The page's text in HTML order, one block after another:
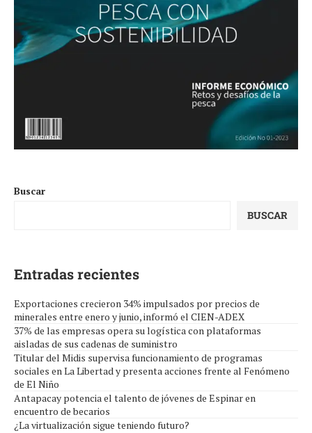
Buscar
BUSCAR
Entradas recientes
Exportaciones crecieron 34% impulsados por precios de
minerales entre enero y junio, informó el CIEN-ADEX
37% de las empresas opera su logística con plataformas
aisladas de sus cadenas de suministro
Titular del Midis supervisa funcionamiento de programas
sociales en La Libertad y presenta acciones frente al Fenómeno
de El Niño
Antapacay potencia el talento de jóvenes de Espinar en
encuentro de becarios
¿La virtualización sigue teniendo futuro?